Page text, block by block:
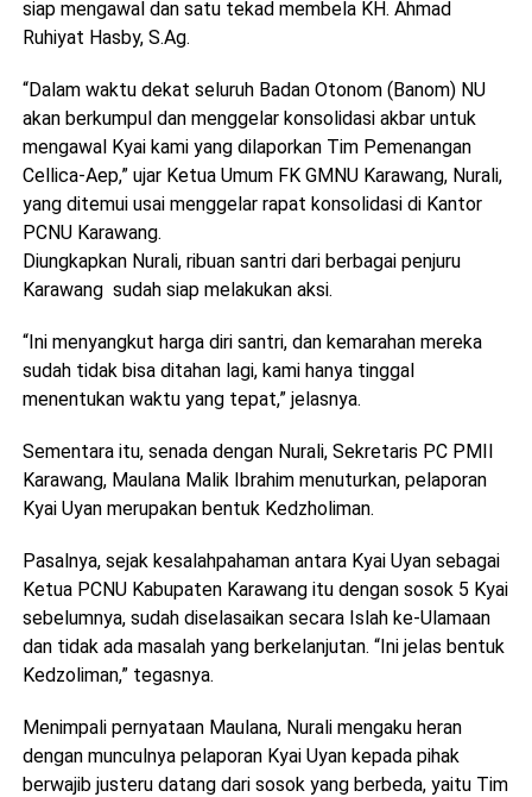
siap mengawal dan satu tekad membela KH. Ahmad
Ruhiyat Hasby, S.Ag.
“Dalam waktu dekat seluruh Badan Otonom (Banom) NU
akan berkumpul dan menggelar konsolidasi akbar untuk
mengawal Kyai kami yang dilaporkan Tim Pemenangan
Cellica-Aep,” ujar Ketua Umum FK GMNU Karawang, Nurali,
yang ditemui usai menggelar rapat konsolidasi di Kantor
PCNU Karawang.
Diungkapkan Nurali, ribuan santri dari berbagai penjuru
Karawang sudah siap melakukan aksi.
“Ini menyangkut harga diri santri, dan kemarahan mereka
sudah tidak bisa ditahan lagi, kami hanya tinggal
menentukan waktu yang tepat,” jelasnya.
Sementara itu, senada dengan Nurali, Sekretaris PC PMII
Karawang, Maulana Malik Ibrahim menuturkan, pelaporan
Kyai Uyan merupakan bentuk Kedzholiman.
Pasalnya, sejak kesalahpahaman antara Kyai Uyan sebagai
Ketua PCNU Kabupaten Karawang itu dengan sosok 5 Kyai
sebelumnya, sudah diselasaikan secara Islah ke-Ulamaan
dan tidak ada masalah yang berkelanjutan. “Ini jelas bentuk
Kedzoliman,” tegasnya.
Menimpali pernyataan Maulana, Nurali mengaku heran
dengan munculnya pelaporan Kyai Uyan kepada pihak
berwajib justeru datang dari sosok yang berbeda, yaitu Tim